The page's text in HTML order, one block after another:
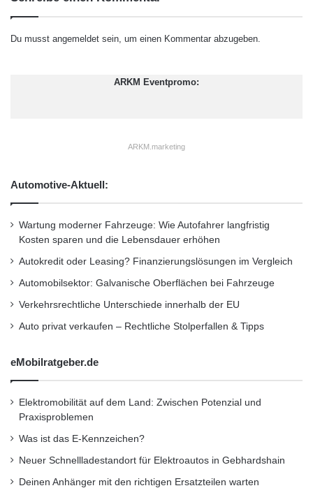
e
s
P
o
Du musst angemeldet sein, um einen Kommentar abzugeben.
ARKM Eventpromo:
ARKM.marketing
Automotive-Aktuell:
Wartung moderner Fahrzeuge: Wie Autofahrer langfristig
Kosten sparen und die Lebensdauer erhöhen
Autokredit oder Leasing? Finanzierungslösungen im Vergleich
Automobilsektor: Galvanische Oberflächen bei Fahrzeuge
Verkehrsrechtliche Unterschiede innerhalb der EU
Auto privat verkaufen – Rechtliche Stolperfallen & Tipps
eMobilratgeber.de
Elektromobilität auf dem Land: Zwischen Potenzial und
Praxisproblemen
Was ist das E-Kennzeichen?
Neuer Schnellladestandort für Elektroautos in Gebhardshain
Deinen Anhänger mit den richtigen Ersatzteilen warten